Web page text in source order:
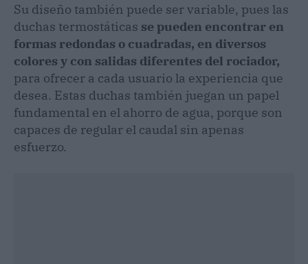
Su diseño también puede ser variable, pues las
duchas termostáticas se pueden encontrar en
formas redondas o cuadradas, en diversos
colores y con salidas diferentes del rociador,
para ofrecer a cada usuario la experiencia que
desea. Estas duchas también juegan un papel
fundamental en el ahorro de agua, porque son
capaces de regular el caudal sin apenas
esfuerzo.